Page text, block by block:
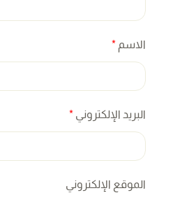
الاسم *
البريد الإلكتروني *
الموقع الإلكتروني